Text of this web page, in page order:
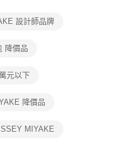
關疑問，請聯繫「AFTEE先享後付
料，並將交易相關給付款項請求債
網址：
引起之損失，本公司不負相關責
設計師品牌
降價品
元以下
降價品
MIYAKE